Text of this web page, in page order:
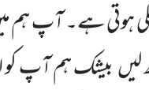
ہے۔ آپ ہم میں
بیشک ہم آپ کو